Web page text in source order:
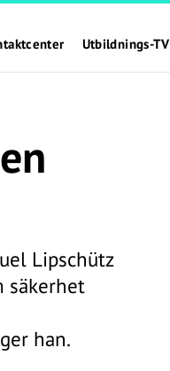
Utbildnings-TV
Lipschütz
säkerhet
han.